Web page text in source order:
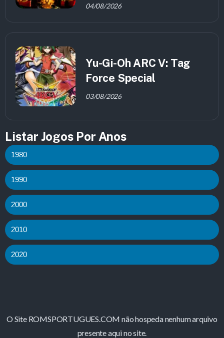
04/08/2026
Yu-Gi-Oh ARC V: Tag
Force Special
03/08/2026
Listar Jogos Por Anos
1980
1990
2000
2010
2020
O Site ROMSPORTUGUES.COM não hospeda nenhum arquivo
presente aqui no site.